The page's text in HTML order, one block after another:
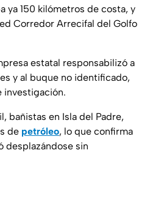
ya 150 kilómetros de costa, y
Corredor Arrecifal del Golfo
estatal responsabilizó a
y al buque no identificado,
investigación.
bañistas en Isla del Padre,
de petróleo, lo que confirma
desplazándose sin